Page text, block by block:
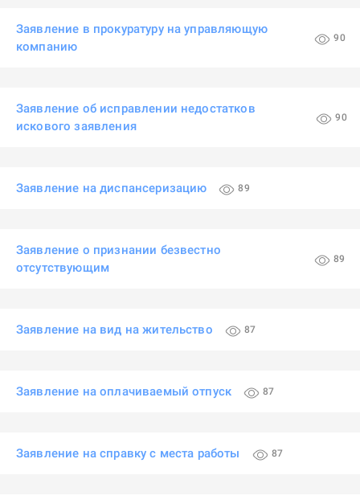
Заявление в прокуратуру на управляющую
компанию
90
Заявление об исправлении недостатков
искового заявления
90
Заявление на диспансеризацию 89
Заявление о признании безвестно
отсутствующим
89
Заявление на вид на жительство 87
Заявление на оплачиваемый отпуск 87
Заявление на справку с места работы 87